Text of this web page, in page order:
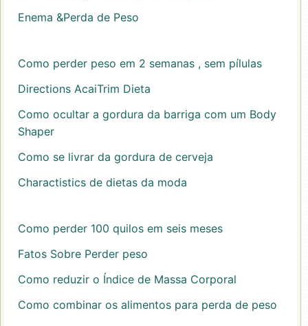
Enema &Perda de Peso
Como perder peso em 2 semanas , sem pílulas
Directions AcaiTrim Dieta
Como ocultar a gordura da barriga com um Body
Shaper
Como se livrar da gordura de cerveja
Charactistics de dietas da moda
Como perder 100 quilos em seis meses
Fatos Sobre Perder peso
Como reduzir o Índice de Massa Corporal
Como combinar os alimentos para perda de peso